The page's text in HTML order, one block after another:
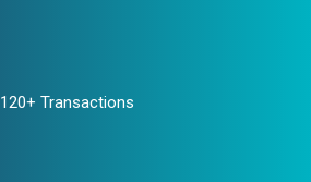
120+ Transactions